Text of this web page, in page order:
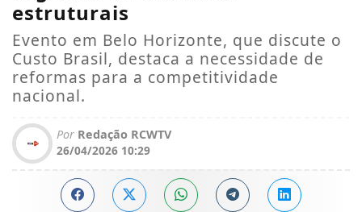
estruturais
Evento em Belo Horizonte, que discute o
Custo Brasil, destaca a necessidade de
reformas para a competitividade
nacional.
Por Redação RCWTV
26/04/2026 10:29